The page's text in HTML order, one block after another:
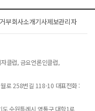
부회사소개기사제보관리자
클럽, 금요언론인클럽,
로 258번길 118-10 대표전화 :
수원특례시 영통구 대학1로